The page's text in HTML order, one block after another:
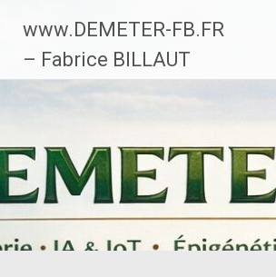
contenu
principal
www.DEMETER-FB.FR
– Fabrice BILLAUT